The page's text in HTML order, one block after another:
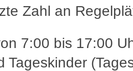
Zahl an
7:00 bis 17:00
Tageskinder